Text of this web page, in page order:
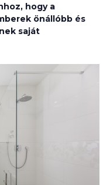
hogy a
önállóbb és
saját